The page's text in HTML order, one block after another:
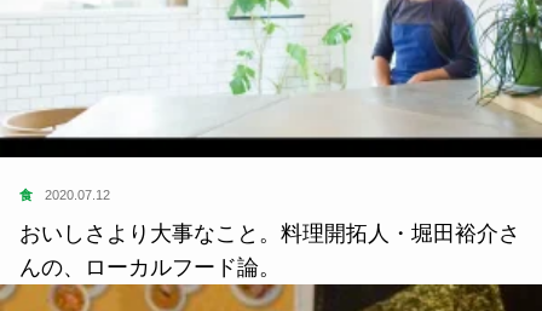
食 2020.07.12
おいしさより大事なこと。料理開拓人・堀田裕介さ
んの、ローカルフード論。